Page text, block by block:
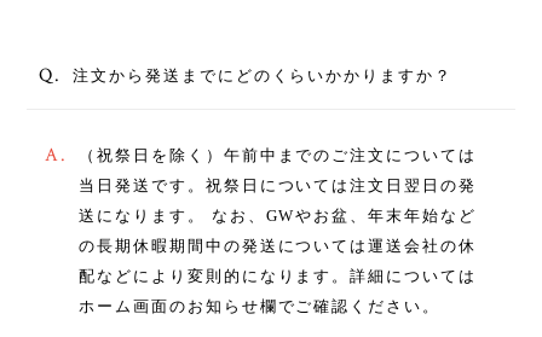
Q. 注文から発送までにどのくらいかかりますか？
A.
（祝祭日を除く）午前中までのご注文については
当日発送です。祝祭日については注文日翌日の発
送になります。 なお、GWやお盆、年末年始など
の長期休暇期間中の発送については運送会社の休
配などにより変則的になります。詳細については
ホーム画面のお知らせ欄でご確認ください。